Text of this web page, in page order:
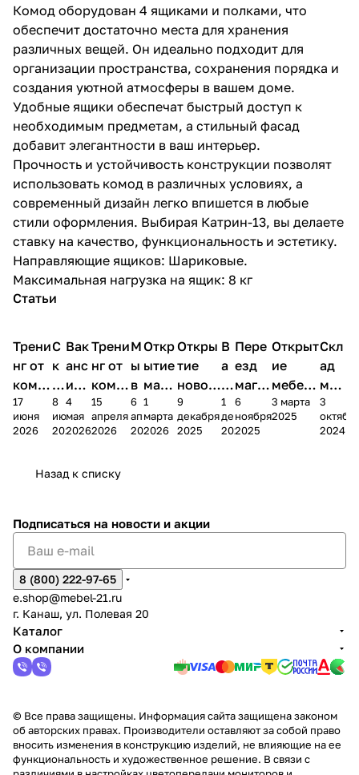
Комод оборудован 4 ящиками и полками, что
обеспечит достаточно места для хранения
различных вещей. Он идеально подходит для
организации пространства, сохранения порядка и
создания уютной атмосферы в вашем доме.
Удобные ящики обеспечат быстрый доступ к
необходимым предметам, а стильный фасад
добавит элегантности в ваш интерьер.
Прочность и устойчивость конструкции позволят
использовать комод в различных условиях, а
современный дизайн легко впишется в любые
стили оформления. Выбирая Катрин-13, вы делаете
ставку на качество, функциональность и эстетику.
Направляющие ящиков: Шариковые.
Максимальная нагрузка на ящик: 8 кг
Статьи
Трени
нг от
комп
ании
Мело
17
июня
2026
С
к
и
д
к
2
8
июня
2026
Вак
анс
ия в
Чеб
окс
4
мая
2026
Трени
нг от
комп
ании
Мело
15
апреля
2026
М
ы
в
М
А
6
апреля
2026
Откр
ытие
мага
зина
в
1
марта
2026
Откры
тие
новог
о
магаз
9
декабря
2025
В
а
к
а
н
1
декабря
2025
Пере
езд
магаз
ина в
г.
6
ноября
2025
Открыт
ие
мебель
ного
салона
3 марта
2025
Скл
ад
меб
ели
пер
3
2024
Назад к списку
Подписаться на новости и акции
8 (800) 222-97-65
e.shop@mebel-21.ru
г. Канаш, ул. Полевая 20
Каталог
О компании
© Все права защищены. Информация сайта защищена законом
об авторских правах. Производители оставляют за собой право
вносить изменения в конструкцию изделий, не влияющие на ее
функциональность и художественное решение. В связи с